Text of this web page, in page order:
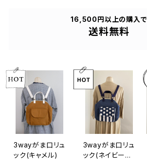
16,500円以上の購入で
送料無料
3wayがま口リュ
ック(キャメル)
3wayがま口リュ
ック(ネイビーブ